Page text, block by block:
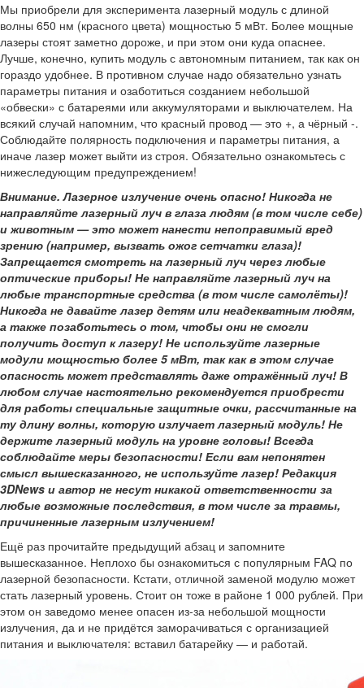
Мы приобрели для эксперимента лазерный модуль с длиной
волны 650 нм (красного цвета) мощностью 5 мВт. Более мощные
лазеры стоят заметно дороже, и при этом они куда опаснее.
Лучше, конечно, купить модуль с автономным питанием, так как он
гораздо удобнее. В противном случае надо обязательно узнать
параметры питания и озаботиться созданием небольшой
«обвески» с батареями или аккумуляторами и выключателем. На
всякий случай напомним, что красный провод — это +, а чёрный -.
Соблюдайте полярность подключения и параметры питания, а
иначе лазер может выйти из строя. Обязательно ознакомьтесь с
нижеследующим предупреждением!
Внимание. Лазерное излучение очень опасно! Никогда не
направляйте лазерный луч в глаза людям (в том числе себе)
и животным — это может нанести непоправимый вред
зрению (например, вызвать ожог сетчатки глаза)!
Запрещается смотреть на лазерный луч через любые
оптические приборы! Не направляйте лазерный луч на
любые транспортные средства (в том числе самолёты)!
Никогда не давайте лазер детям или неадекватным людям,
а также позаботьтесь о том, чтобы они не смогли
получить доступ к лазеру! Не используйте лазерные
модули мощностью более 5 мВт, так как в этом случае
опасность может представлять даже отражённый луч! В
любом случае настоятельно рекомендуется приобрести
для работы специальные защитные очки, рассчитанные на
ту длину волны, которую излучает лазерный модуль! Не
держите лазерный модуль на уровне головы! Всегда
соблюдайте меры безопасности! Если вам непонятен
смысл вышесказанного, не используйте лазер! Редакция
3DNews и автор не несут никакой ответственности за
любые возможные последствия, в том числе за травмы,
причиненные лазерным излучением!
Ещё раз прочитайте предыдущий абзац и запомните
вышесказанное. Неплохо бы ознакомиться с популярным FAQ по
лазерной безопасности. Кстати, отличной заменой модулю может
стать лазерный уровень. Стоит он тоже в районе 1 000 рублей. При
этом он заведомо менее опасен из-за небольшой мощности
излучения, да и не придётся заморачиваться с организацией
питания и выключателя: вставил батарейку — и работай.